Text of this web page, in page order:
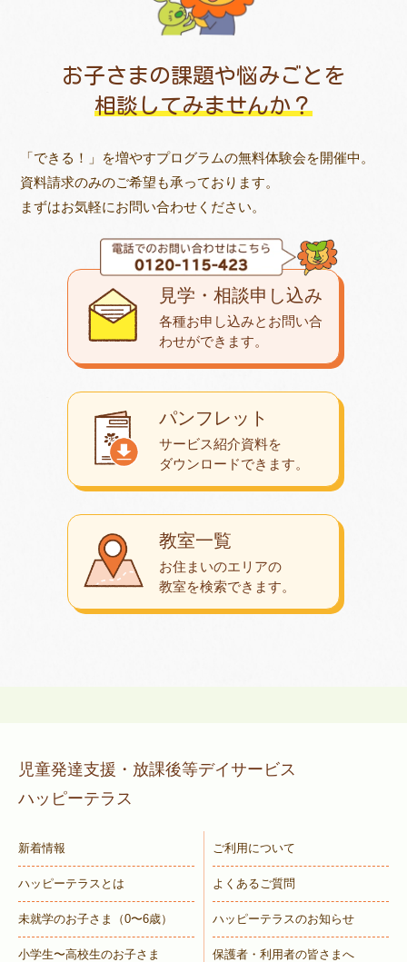
お子さまの課題や悩みごとを
相談してみませんか？
「できる！」を増やすプログラムの無料体験会を開催中。
資料請求のみのご希望も承っております。
まずはお気軽にお問い合わせください。
教室一覧
お住まいのエリアの
教室を検索できます。
パンフレット
サービス紹介資料を
ダウンロードできます。
見学・相談申し込み
各種お申し込みとお問い合
わせができます。
児童発達支援・放課後等デイサービス
ハッピーテラス
新着情報
ハッピーテラスとは
未就学のお子さま （0〜6歳）
小学生〜高校生のお子さま
ご利用について
よくあるご質問
ハッピーテラスのお知らせ
保護者・利用者の皆さまへ